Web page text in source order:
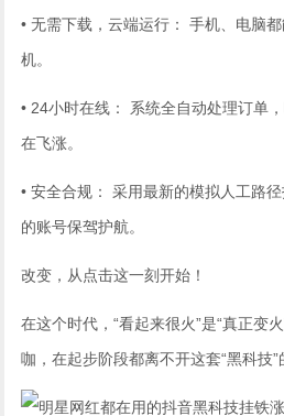
• 无需下载，云端运行： 手机、电脑
机。
• 24小时在线： 系统全自动处理订单
在飞涨。
• 安全合规： 采用最新的模拟人工路
的账号保驾护航。
改变，从点击这一刻开始！
在这个时代，“看起来很火”是“真正变
咖，在起步阶段都离不开这套“黑科技”